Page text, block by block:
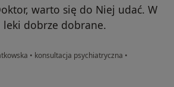
warto się do Niej udać. W
dobrze dobrane.
• konsultacja psychiatryczna •